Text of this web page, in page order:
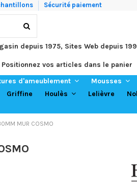
Sécurité paiement
depuis 1975, Sites Web depuis
Positionnez vos articles dans le panier
d'ameublement Mousses
Griffine Houlès Lelièvre
MUR COSMO